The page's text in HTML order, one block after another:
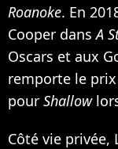
Roanoke. En
Cooper dansA
Oscars et aux
remporte le
pour Shallow
Côté vie privée,